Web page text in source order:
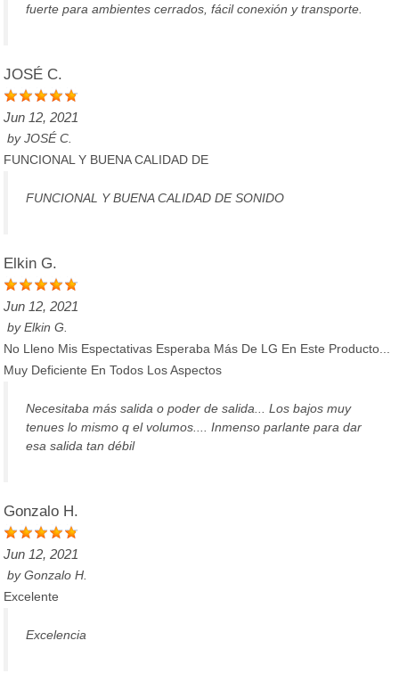
fuerte para ambientes cerrados, fácil conexión y transporte.
JOSÉ C.
Jun 12, 2021
byJOSÉ C.
FUNCIONAL Y BUENA CALIDAD DE
FUNCIONAL Y BUENA CALIDAD DE SONIDO
Elkin G.
Jun 12, 2021
byElkin G.
No Lleno Mis Espectativas Esperaba Más De LG En Este Producto...
Muy Deficiente En Todos Los Aspectos
Necesitaba más salida o poder de salida... Los bajos muy
tenues lo mismo q el volumos.... Inmenso parlante para dar
esa salida tan débil
Gonzalo H.
Jun 12, 2021
byGonzalo H.
Excelente
Excelencia